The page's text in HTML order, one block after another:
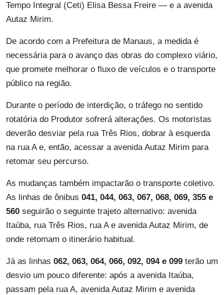
Tempo Integral (Ceti) Elisa Bessa Freire — e a avenida
Autaz Mirim.
De acordo com a Prefeitura de Manaus, a medida é
necessária para o avanço das obras do complexo viário,
que promete melhorar o fluxo de veículos e o transporte
público na região.
Durante o período de interdição, o tráfego no sentido
rotatória do Produtor sofrerá alterações. Os motoristas
deverão desviar pela rua Três Rios, dobrar à esquerda
na rua A e, então, acessar a avenida Autaz Mirim para
retomar seu percurso.
As mudanças também impactarão o transporte coletivo.
As linhas de ônibus 041, 044, 063, 067, 068, 069, 355 e
560 seguirão o seguinte trajeto alternativo: avenida
Itaúba, rua Três Rios, rua A e avenida Autaz Mirim, de
onde retomam o itinerário habitual.
Já as linhas 062, 063, 064, 066, 092, 094 e 099 terão um
desvio um pouco diferente: após a avenida Itaúba,
passam pela rua A, avenida Autaz Mirim e avenida